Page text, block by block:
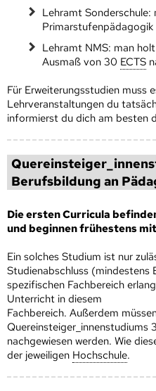
Lehramt
Lehramt NMS: man
Ausmaß von 30 ECTS
Für Erweiterungsstudien muss
Lehrveranstaltungen du
informierst du dich am besten
Berufsbildung an
Die ersten Curricula
und beginnen frühestens
Ein solches Studium ist nur
Studienabschluss (mindestens
spezifischen Fachbereich
Unterricht in diesem
Fachbereich. Außerdem
nachgewiesen werden. Wie
der jeweiligen Hoch­schule.